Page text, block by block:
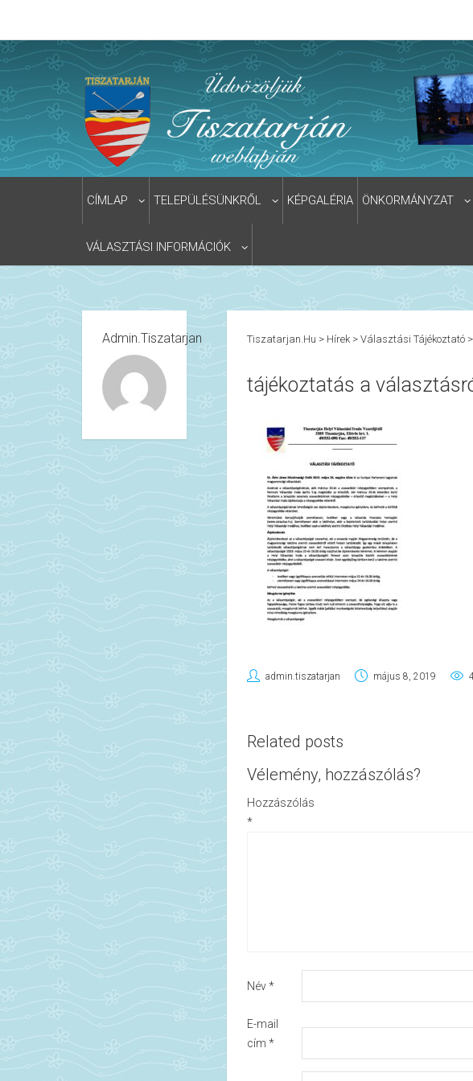
CÍMLAP TELEPÜLÉSÜNKRŐL KÉPGALÉRIA ÖNKORMÁNYZAT
VÁLASZTÁSI INFORMÁCIÓK
Admin.tiszatarjan Tiszatarjan.hu > Hírek> Választási Tájékoztató >
tájékoztatás a
admin.tiszatarjan május 8, 2019
Related posts
Vélemény, hozzászólás?
Hozzászólás
*
Név*
E-mail
cím *